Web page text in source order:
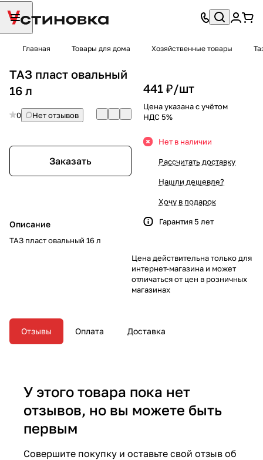
Главная Товары для дома Хозяйственные товары
ТАЗ пласт овальный
16 л
0 Нет отзывов
Заказать
Описание
ТАЗ пласт овальный 16 л
441 ₽/шт
Цена указана с учётом
НДС 5%
Нет в наличии
Рассчитать доставку
Нашли дешевле?
Хочу в подарок
Гарантия 5 лет
Цена действительна только для
интернет-магазина и может
отличаться от цен в розничных
магазинах
Отзывы Оплата Доставка
У этого товара пока нет
отзывов, но вы можете быть
первым
Совершите покупку и оставьте свой отзыв об